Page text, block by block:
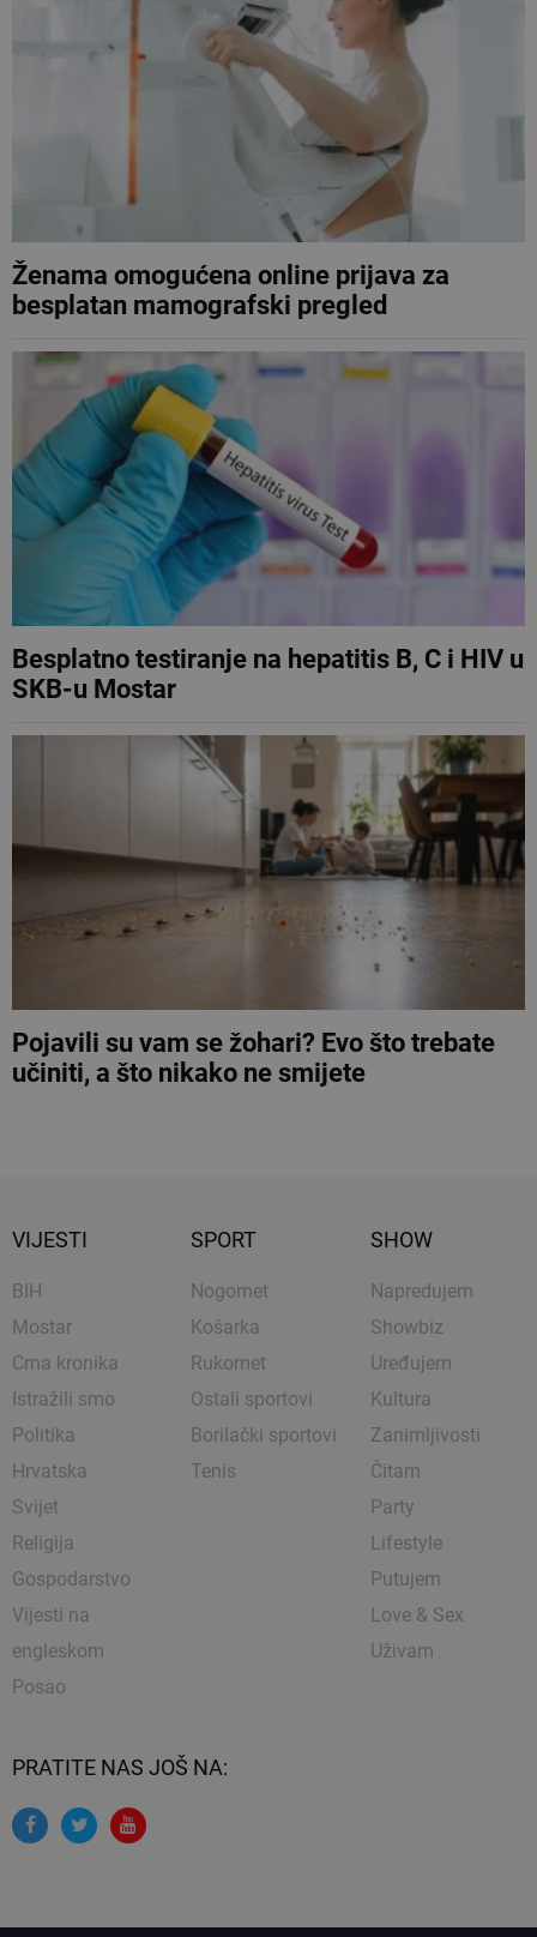
Ženama omogućena online prijava za
besplatan mamografski pregled
Besplatno testiranje na hepatitis B, C i HIV u
SKB-u Mostar
Pojavili su vam se žohari? Evo što trebate
učiniti, a što nikako ne smijete
VIJESTI
BIH
Mostar
Crna kronika
Istražili smo
Politika
Hrvatska
Svijet
Religija
Gospodarstvo
Vijesti na
engleskom
Posao
SPORT
Nogomet
Košarka
Rukomet
Ostali sportovi
Borilački sportovi
Tenis
SHOW
Napredujem
Showbiz
Uređujem
Kultura
Zanimljivosti
Čitam
Party
Lifestyle
Putujem
Love & Sex
Uživam
PRATITE NAS JOŠ NA: